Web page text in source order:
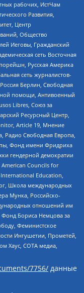
рабочих, ИстЧам
Развития,
Центр
Общество
Иеговы, Гражданский
сеть Восточная
Русская Америка
сеть журналистов-
Берлин, Свободная
помощи, Антивоенный
Libres, Союз за
Ресурсный Центр,
Article 19, Мнение
Радио Свободная Европа,
Фонд имени Фридриха
гендерной демократии
Councils for
Education,
Школа международных
Мунка, Российско-
отношений им
Бориса Немцова за
Феминистское
Ингушетии, Прометей,
Хаус, СОТА медиа,
7756/ данные